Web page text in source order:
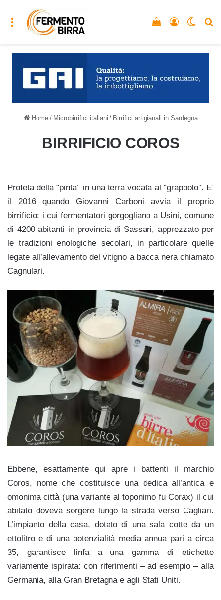
Menu Accedi
Vedi il carrello
Home / Microbirrifici italiani / Birrifici artigianali in Sardegna
BIRRIFICIO COROS
Profeta della “pinta” in una terra vocata al “grappolo”. E’
il 2016 quando Giovanni Carboni avvia il proprio
birrificio: i cui fermentatori gorgogliano a Usini, comune
di 4200 abitanti in provincia di Sassari, apprezzato per
le tradizioni enologiche secolari, in particolare quelle
legate all’allevamento del vitigno a bacca nera chiamato
Cagnulari.
Ebbene, esattamente qui apre i battenti il marchio
Coros, nome che costituisce una dedica all’antica e
omonima città (una variante al toponimo fu Corax) il cui
abitato doveva sorgere lungo la strada verso Cagliari.
L’impianto della casa, dotato di una sala cotte da un
ettolitro e di una potenzialità media annua pari a circa
35, garantisce linfa a una gamma di etichette
variamente ispirata: con riferimenti – ad esempio – alla
Germania, alla Gran Bretagna e agli Stati Uniti.